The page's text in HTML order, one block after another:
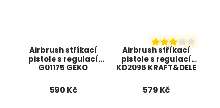
Airbrush stříkací
pistole s regulací
G01175 GEKO
590 Kč
Airbrush stříkací
pistole s regulací
KD2096 KRAFT&DELE
579 Kč